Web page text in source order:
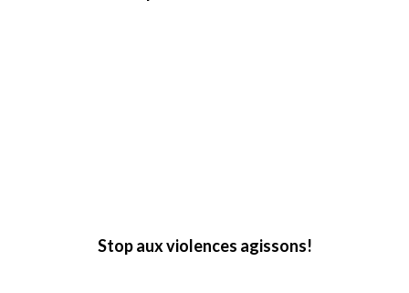
Stop aux violences agissons!